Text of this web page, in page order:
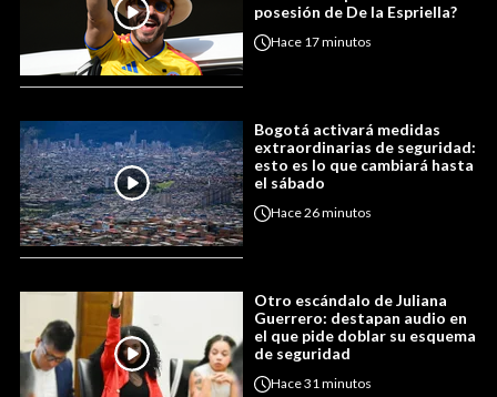
posesión de De la Espriella?
Hace 17 minutos
Bogotá activará medidas
extraordinarias de seguridad:
esto es lo que cambiará hasta
el sábado
Hace26 minutos
Otro escándalo de Juliana
Guerrero: destapan audio en
el que pide doblar su esquema
de seguridad
Hace31 minutos